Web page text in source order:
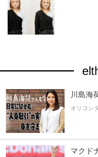
川島海
オリコン
マクド